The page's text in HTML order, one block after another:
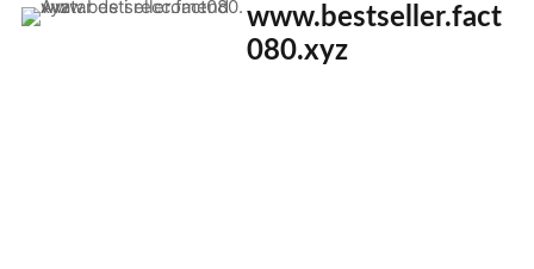
www.bestseller.fact
080.xyz